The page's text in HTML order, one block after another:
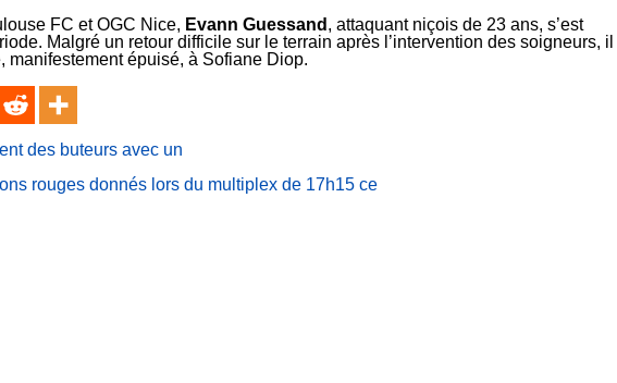
FC et OGC Nice, Evann Guessand , attaquant niçois de 23 ans, s’est
Malgré un retour difficile sur le terrain après l’intervention des soigneurs, il
manifestement épuisé, à Sofiane Diop.
des buteurs avec un
rouges donnés lors du multiplex de 17h15 ce